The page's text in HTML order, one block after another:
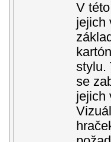
V
jejich
stylu.
se
jejich